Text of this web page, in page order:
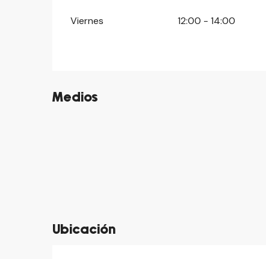
Viernes 12:00 - 14:00
Medios
©
Ubicación